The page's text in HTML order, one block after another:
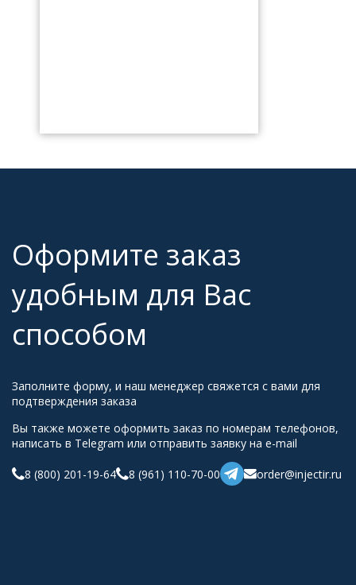
Оформите заказ
удобным для Вас
способом
Заполните форму, и наш менеджер свяжется с вами для
подтверждения заказа
Вы также можете оформить заказ по номерам телефонов,
написать в Telegram или отправить заявку на e-mail
8 (800) 201-19-64 8 (961) 110-70-00 order@injectir.ru